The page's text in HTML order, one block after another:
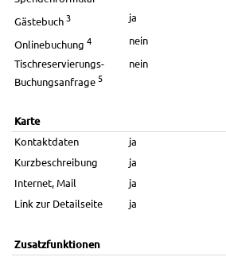
Gästebuch 3 ja
Onlinebuchung 4 nein
Tischreservierungs-
Buchungsanfrage 5
nein
Karte
Kontaktdaten ja
Kurzbeschreibung
ja
Internet, Mail
ja
Link zur Detailseite
ja
Zusatzfunktionen